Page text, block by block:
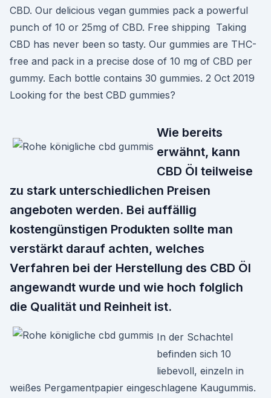
CBD. Our delicious vegan gummies pack a powerful
punch of 10 or 25mg of CBD. Free shipping Taking
CBD has never been so tasty. Our gummies are THC-
free and pack in a precise dose of 10 mg of CBD per
gummy. Each bottle contains 30 gummies. 2 Oct 2019
Looking for the best CBD gummies?
Wie bereits
erwähnt, kann
CBD Öl teilweise
zu stark unterschiedlichen Preisen
angeboten werden. Bei auffällig
kostengünstigen Produkten sollte man
verstärkt darauf achten, welches
Verfahren bei der Herstellung des CBD Öl
angewandt wurde und wie hoch folglich
die Qualität und Reinheit ist.
In der Schachtel
befinden sich 10
liebevoll, einzeln in
weißes Pergamentpapier eingeschlagene Kaugummis.